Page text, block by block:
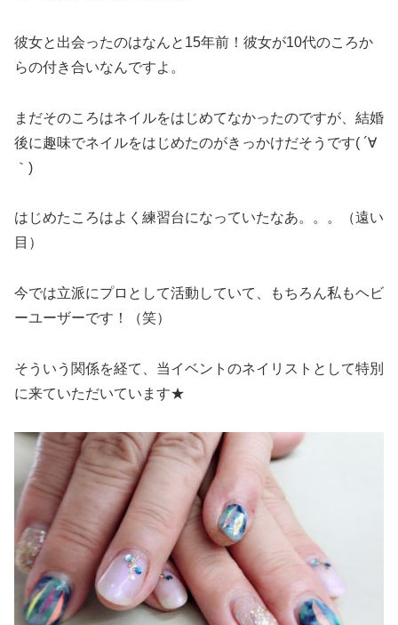
彼女と出会ったのはなんと15年前！彼女が10代のころか
らの付き合いなんですよ。
まだそのころはネイルをはじめてなかったのですが、結婚
後に趣味でネイルをはじめたのがきっかけだそうです( ´∀
｀)
はじめたころはよく練習台になっていたなあ。。。（遠い
目）
今では立派にプロとして活動していて、もちろん私もヘビ
ーユーザーです！（笑）
そういう関係を経て、当イベントのネイリストとして特別
に来ていただいています★